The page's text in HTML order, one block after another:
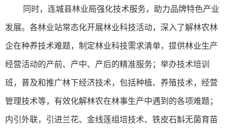
同时，连城县林业局强化技术服务，助力品牌特色产业
发展。各林业站常态化开展林业科技活动，深入了解林农林
企在种养技术难题，制定林业科技需求清单，提供林业生产
经营活动的产前、产中、产后的精准服务；举办技术培训
班，普及和推广林下经济技术，包括种植、养殖技术，经营
管理技术等，有效化解林农在林事生产中遇到的各项难题；
内引外联，引进兰花、金线莲组培技术、铁皮石斛无菌育苗